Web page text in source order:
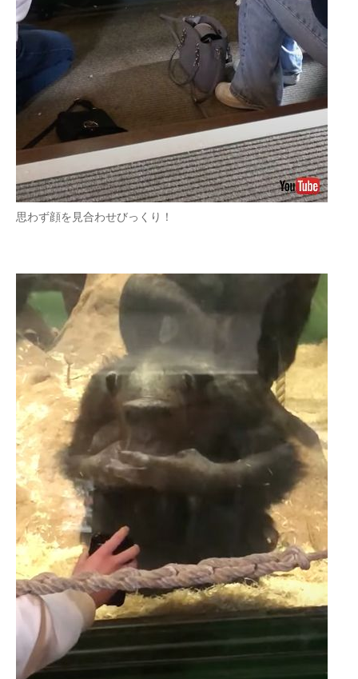
エネルギーの専門メディア
建設×テクノロジーの最前線
ちょっと気になるネットの話題
思わず顔を見合わせびっくり！